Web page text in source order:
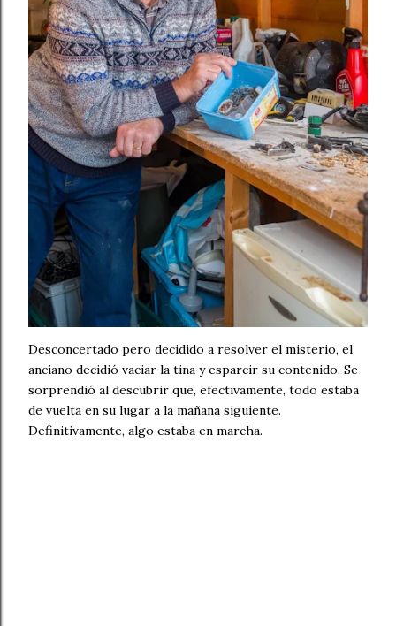
Desconcertado pero decidido a resolver el misterio, el
anciano decidió vaciar la tina y esparcir su contenido. Se
sorprendió al descubrir que, efectivamente, todo estaba
de vuelta en su lugar a la mañana siguiente.
Definitivamente, algo estaba en marcha.